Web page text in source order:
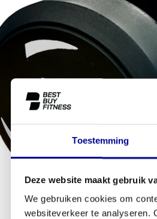
Toestemming
Deze website maakt gebruik
We gebruiken cookies om
websiteverkeer te analyseren.